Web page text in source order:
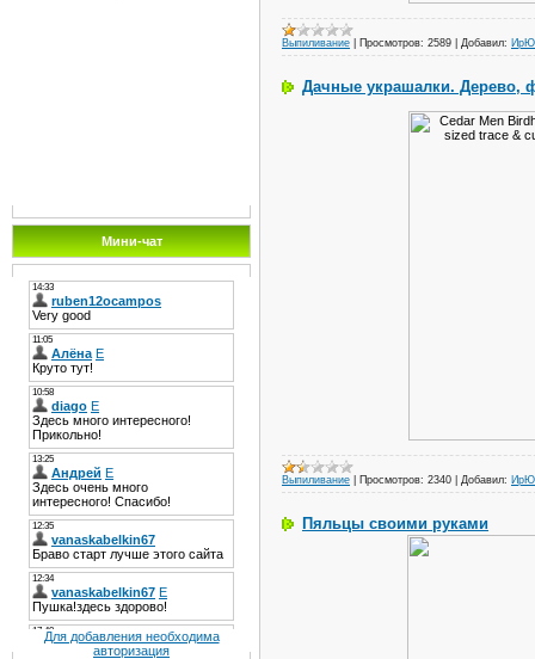
Мини-чат
Для добавления необходима
авторизация
Выпиливание Просмотров: 2589 Добавил:
Дачные украшалки. Дерево,
Выпиливание Просмотров: 2340 Добавил:
Пяльцы своими руками